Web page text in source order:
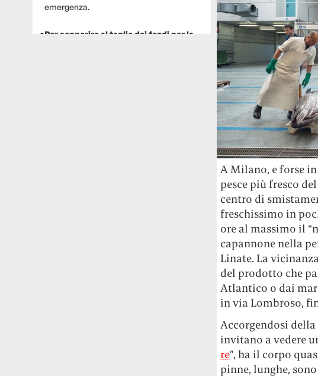
emergenza.
Per sopperire al taglio dei fondi per la
A Milano, e forse
pesce più fresco del
centro di
freschissimo in
ore al massimo il
capannone nella
Linate. La
del prodotto che
Atlantico o dai
in via Lombroso,
Accorgendosi
invitano a vedere
re”, ha il corpo
pinne, lunghe,